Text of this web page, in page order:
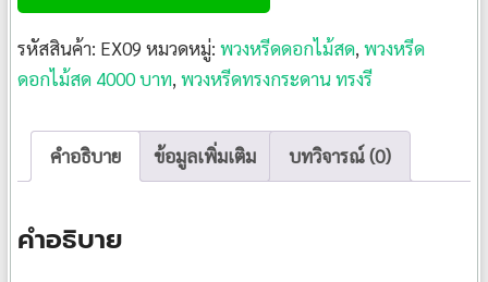
รหัสสินค้า: EX09 หมวดหมู่: พวงหรีดดอกไม้สด, พวงหรีด
ดอกไม้สด 4000 บาท, พวงหรีดทรงกระดาน ทรงรี
คำอธิบาย ข้อมูลเพิ่มเติม บทวิจารณ์ (0)
คำอธิบาย